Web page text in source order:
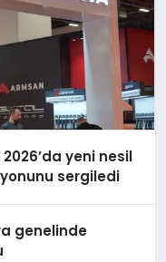
yeni nesil
sergiledi
genelinde